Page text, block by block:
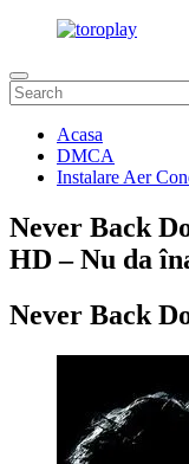
Acasa
DMCA
Instalare Aer
Never Back
HD – Nu da
Never Back